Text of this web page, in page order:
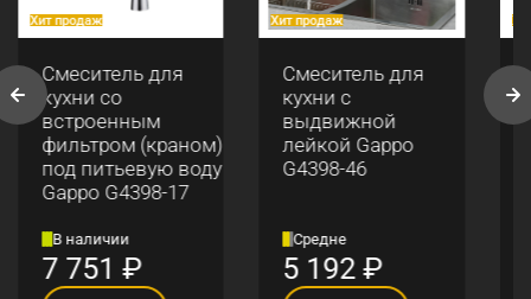
Хит продаж
Смеситель для
кухни со
встроенным
фильтром (краном)
под питьевую воду
Gappo G4398-17
В наличии
7 751 ₽
Хит продаж
Смеситель для
кухни с
выдвижной
лейкой Gappo
G4398-46
Средне
5 192₽